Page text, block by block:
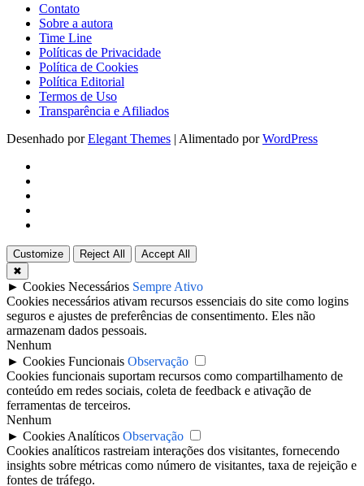
Contato
Sobre a autora
Time Line
Políticas de Privacidade
Política de Cookies
Política Editorial
Termos de Uso
Transparência e Afiliados
Desenhado porElegant Themes | Alimentado porWordPress
Customize Reject All
Accept All
✖
► Cookies Necessários Sempre Ativo
Cookies necessários ativam recursos essenciais do site como logins
seguros e ajustes de preferências de consentimento. Eles não
armazenam dados pessoais.
Nenhum
► Cookies Funcionais Observação
Cookies funcionais suportam recursos como compartilhamento de
conteúdo em redes sociais, coleta de feedback e ativação de
ferramentas de terceiros.
Nenhum
► Cookies Analíticos Observação
Cookies analíticos rastreiam interações dos visitantes, fornecendo
insights sobre métricas como número de visitantes, taxa de rejeição e
fontes de tráfego.